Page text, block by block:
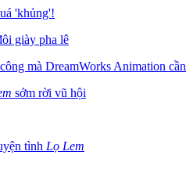
'khủng'!
giày pha lê
mà DreamWorks Animation cần
sớm rời vũ hội
tình Lọ Lem